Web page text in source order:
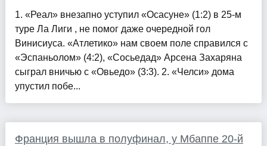
1. «Реал» внезапно уступил «Осасуне» (1:2) в 25-м
туре Ла Лиги , не помог даже очередной гол
Винисиуса. «Атлетико» нам своем поле справился с
«Эспаньолом» (4:2), «Сосьедад» Арсена Захаряна
сыграл вничью с «Овьедо» (3:3). 2. «Челси» дома
упустил побе...
Франция вышла в полуфинал, у Мбаппе 20-й